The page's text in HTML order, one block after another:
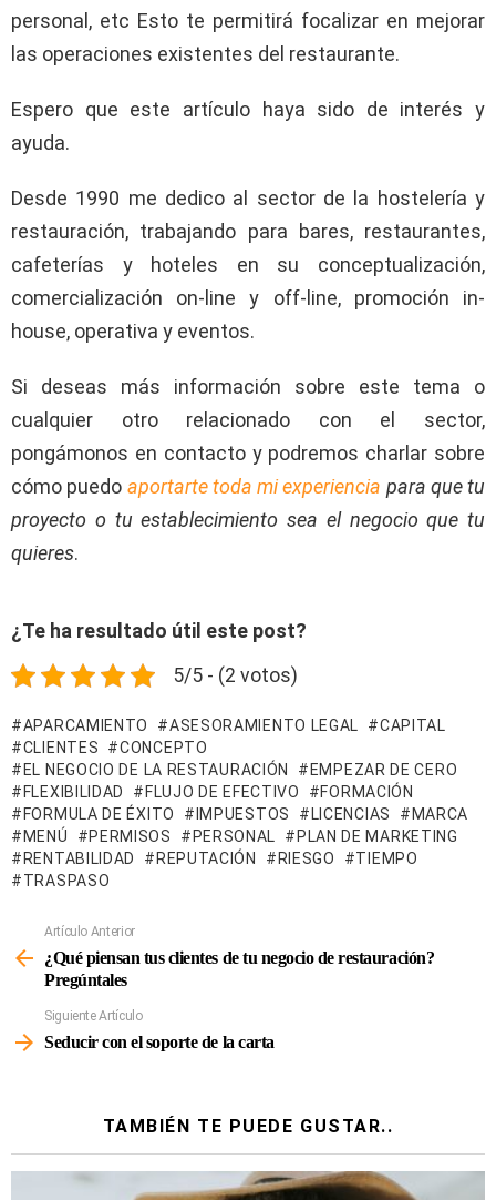
personal, etc Esto te permitirá focalizar en mejorar
las operaciones existentes del restaurante.
Espero que este artículo haya sido de interés y
ayuda.
Desde 1990 me dedico al sector de la hostelería y
restauración, trabajando para bares, restaurantes,
cafeterías y hoteles en su conceptualización,
comercialización on-line y off-line, promoción in-
house, operativa y eventos.
Si deseas más información sobre este tema o
cualquier otro relacionado con el sector,
pongámonos en contacto y podremos charlar sobre
cómo puedo aportarte toda mi experiencia para que tu
proyecto o tu establecimiento sea el negocio que tu
quieres.
¿Te ha resultado útil este post?
5/5 - (2 votos)
APARCAMIENTO ASESORAMIENTO LEGAL
CAPITAL
CLIENTES
CONCEPTO
EL NEGOCIO DE LA RESTAURACIÓN
EMPEZAR DE CERO
FLEXIBILIDAD
FLUJO DE EFECTIVO
FORMACIÓN
FORMULA DE ÉXITO
IMPUESTOS LICENCIAS
MARCA
MENÚ
PERMISOS PERSONAL
PLAN DE MARKETING
RENTABILIDAD
REPUTACIÓN RIESGO
TIEMPO
TRASPASO
Más
Artículo Anterior
¿Qué piensan tus clientes de tu negocio de restauración?
Pregúntales
Siguiente Artículo
Seducir con el soporte de la carta
TAMBIÉN TE PUEDE GUSTAR..